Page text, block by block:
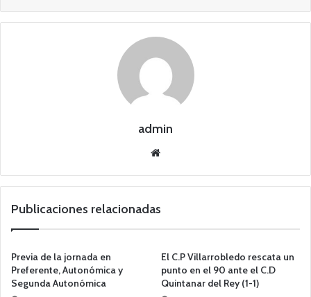
admin
we
Publicaciones relacionadas
Previa de la jornada en
Preferente, Autonómica y
Segunda Autonómica
El C.P Villarrobledo rescata un
punto en el 90 ante el C.D
Quintanar del Rey (1-1)